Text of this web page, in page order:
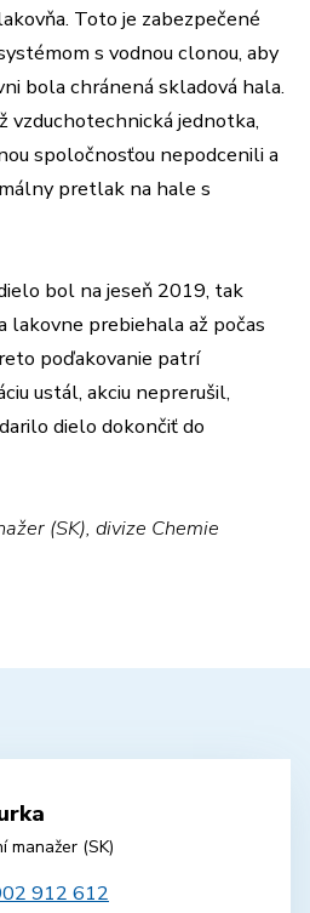
Toto je zabezpečené
s vodnou clonou, aby
bola chránená skladová hala.
vzduchotechnická jednotka,
spoločnosťou nepodcenili a
pretlak na hale s
bol na jeseň 2019, tak
lakovne prebiehala až počas
poďakovanie patrí
ustál, akciu neprerušil,
dielo dokončiť do
(SK), divize Chemie
manažer (SK)
912 612